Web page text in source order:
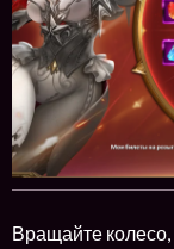
Вращайте колесо,